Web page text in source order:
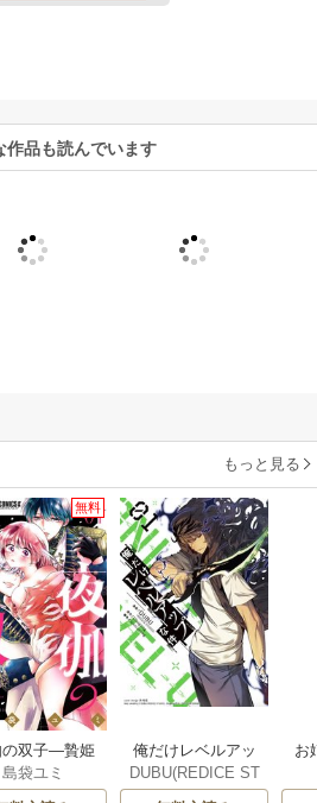
作品も読んでいます
もっと見る
無料
の双子―贄姫
人の王子に愛
される―
島袋ユミ
俺だけレベルアッ
プな件
DUBU(REDICE ST
UDIO)
/ Chugong
お